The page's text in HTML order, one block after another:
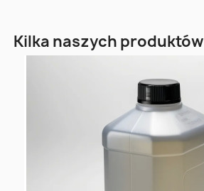
Kilka naszych produktów